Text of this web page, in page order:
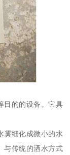
目的的设备。它具
雾细化成微小的水
与传统的洒水方式